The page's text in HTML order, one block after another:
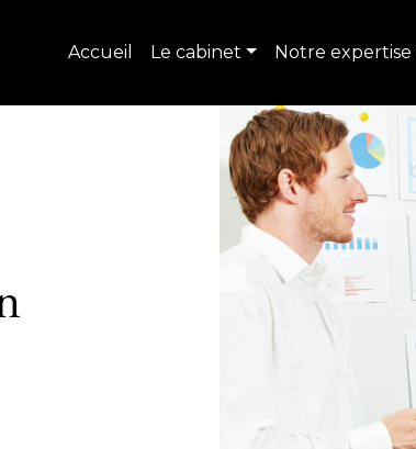
Accueil Le cabinet Notre expertise